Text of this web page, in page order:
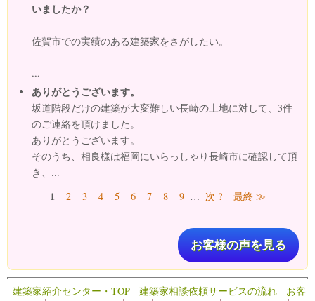
いましたか？
佐賀市での実績のある建築家をさがしたい。
...
ありがとうございます。
坂道階段だけの建築が大変難しい長崎の土地に対して、3件
のご連絡を頂けました。
ありがとうございます。
そのうち、相良様は福岡にいらっしゃり長崎市に確認して頂
き、...
ページ1 2 3 4 5 6 7 8 9 … 次 ? 最終 ≫
お客様の声を見る
建築家紹介センター・TOP 建築家相談依頼サービスの流れ
お客